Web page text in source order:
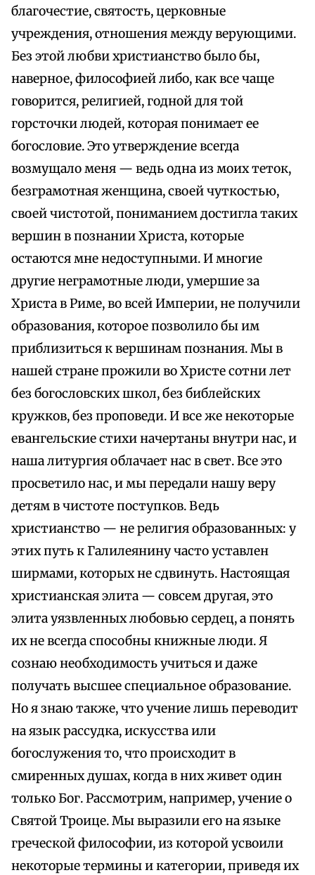
благочестие, святость, церковные
учреждения, отношения между верующими.
Без этой любви христианство было бы,
наверное, философией либо, как все чаще
говорится, религией, годной для той
горсточки людей, которая понимает ее
богословие. Это утверждение всегда
возмущало меня — ведь одна из моих теток,
безграмотная женщина, своей чуткостью,
своей чистотой, пониманием достигла таких
вершин в познании Христа, которые
остаются мне недоступными. И многие
другие неграмотные люди, умершие за
Христа в Риме, во всей Империи, не получили
образования, которое позволило бы им
приблизиться к вершинам познания. Мы в
нашей стране прожили во Христе сотни лет
без богословских школ, без библейских
кружков, без проповеди. И все же некоторые
евангельские стихи начертаны внутри нас, и
наша литургия облачает нас в свет. Все это
просветило нас, и мы передали нашу веру
детям в чистоте поступков. Ведь
христианство — не религия образованных: у
этих путь к Галилеянину часто уставлен
ширмами, которых не сдвинуть. Настоящая
христианская элита — совсем другая, это
элита уязвленных любовью сердец, а понять
их не всегда способны книжные люди. Я
сознаю необходимость учиться и даже
получать высшее специальное образование.
Но я знаю также, что учение лишь переводит
на язык рассудка, искусства или
богослужения то, что происходит в
смиренных душах, когда в них живет один
только Бог. Рассмотрим, например, учение о
Святой Троице. Мы выразили его на языке
греческой философии, из которой усвоили
некоторые термины и категории, приведя их